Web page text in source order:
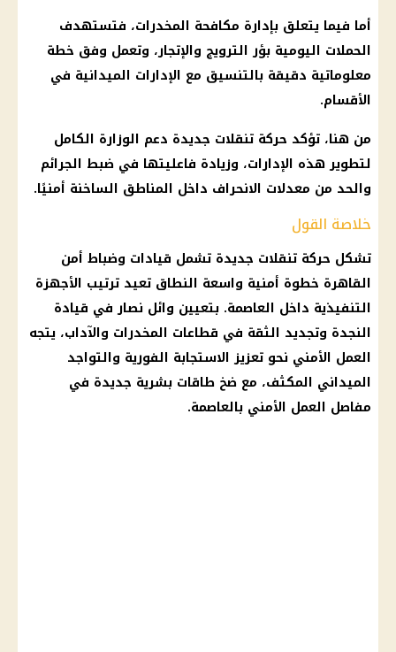
أما فيما يتعلق بإدارة مكافحة المخدرات، فتستهدف
الحملات اليومية بؤر الترويج والإتجار، وتعمل وفق خطة
معلوماتية دقيقة بالتنسيق مع الإدارات الميدانية في
الأقسام.
من هنا، تؤكد حركة تنقلات جديدة دعم الوزارة الكامل
لتطوير هذه الإدارات، وزيادة فاعليتها في ضبط الجرائم
والحد من معدلات الانحراف داخل المناطق الساخنة أمنيًا.
خلاصة القول
تشكل حركة تنقلات جديدة تشمل قيادات وضباط أمن
القاهرة خطوة أمنية واسعة النطاق تعيد ترتيب الأجهزة
التنفيذية داخل العاصمة. بتعيين وائل نصار في قيادة
النجدة وتجديد الثقة في قطاعات المخدرات والآداب، يتجه
العمل الأمني نحو تعزيز الاستجابة الفورية والتواجد
الميداني المكثف، مع ضخ طاقات بشرية جديدة في
مفاصل العمل الأمني بالعاصمة.